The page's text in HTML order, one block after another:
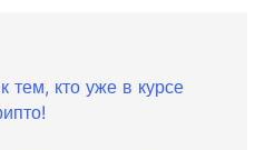
тем, кто уже в курсе